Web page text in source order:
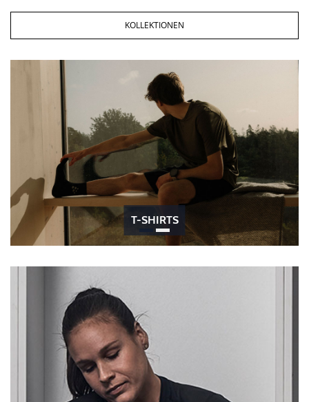
KOLLEKTIONEN
T-SHIRTS